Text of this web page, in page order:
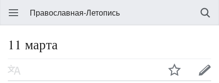
Православная-Летопись
11 марта